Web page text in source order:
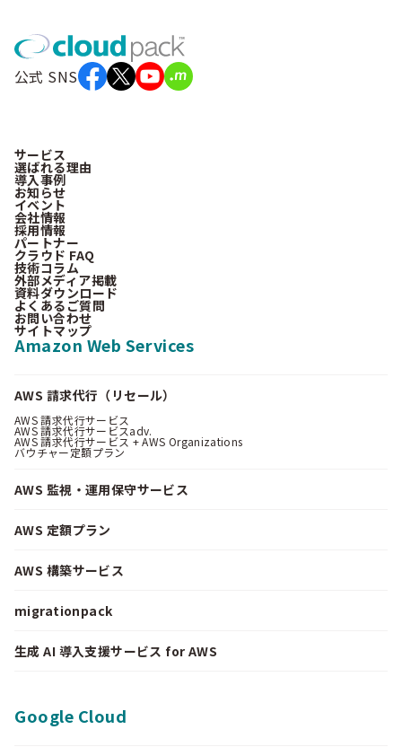
公式 SNS
サービス
選ばれる理由
導入事例
お知らせ
イベント
会社情報
採用情報
パートナー
クラウド FAQ
技術コラム
外部メディア掲載
資料ダウンロード
よくあるご質問
お問い合わせ
サイトマップ
Amazon Web Services
AWS 請求代行（リセール）
AWS 請求代行サービス
AWS 請求代行サービスadv.
AWS 請求代行サービス + AWS Organizations
バウチャー定額プラン
AWS 監視・運用保守サービス
AWS 定額プラン
AWS 構築サービス
migrationpack
生成 AI 導入支援サービス for AWS
Google Cloud